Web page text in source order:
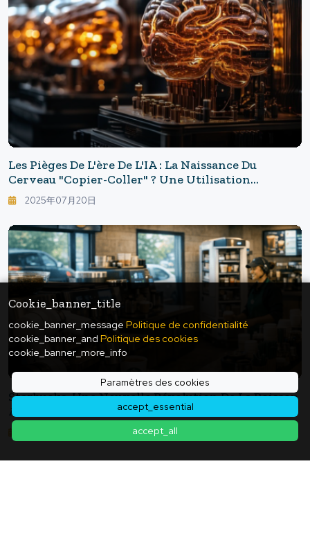
Cookie_banner_title
cookie_banner_message Politique de confidentialité
cookie_banner_and Politique des cookies
cookie_banner_more_info
Paramètres des cookies
accept_essential
accept_all
Les Pièges De L'ère De L'IA : La Naissance Du
Cerveau "copier-Coller" ? Une Utilisation
Prolongée De ChatGPT Réduit La Mémoire De 55 %
2025年07月20日
Starbucks, Une Nouvelle Révolution De La Boisson
Avec Un Barista Robot ! Le Joker De La Renaissance
De Starbucks Est "robot Et Écriture Manuscrite" ─
Le Lieu "tiers" Reviendra-T-Il Avec L'introduction